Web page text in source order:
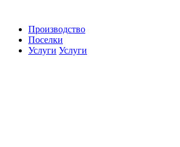
Производство
Поселки
Услуги Услуги